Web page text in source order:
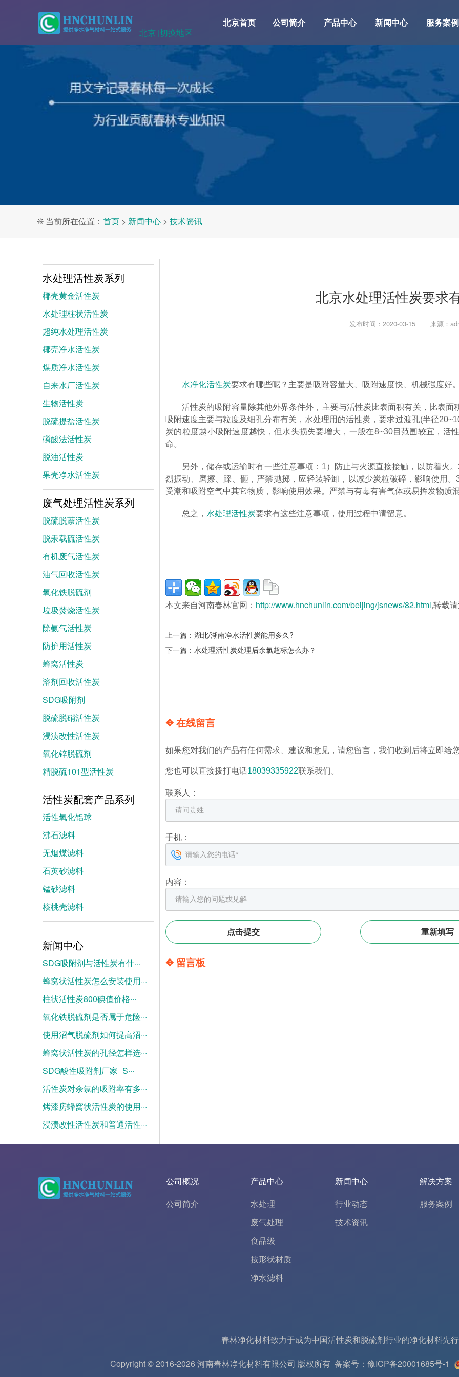
北京 |切换地区
北京首页 公司简介 产品中心 新闻中心 服务案例
❊ 当前所在位置： 首页 > 新闻中心 > 技术资讯
北京水处理活性炭要求
发布时间：2020-03-15 来源：
水净化活性炭要求有哪些呢？主要是吸附容量大、吸附速度快、机械强度好
活性炭的吸附容量除其他外界条件外，主要与活性炭比表面积有关，比表
吸附速度主要与粒度及细孔分布有关，水处理用的活性炭，要求过渡孔(半径
炭的粒度越小吸附速度越快，但水头损失要增大，一般在8~30目范围较宜，活
命。
另外，储存或运输时有一些注意事项：1）防止与火源直接接触，以防着火
烈振动、磨擦、踩、砸，严禁抛掷，应轻装轻卸，以减少炭粒破碎，影响使用
受潮和吸附空气中其它物质，影响使用效果。严禁与有毒有害气体或易挥发物质
总之， 水处理活性炭要求有这些注意事项，使用过程中请留意。
本文来自河南春林官网： http://www.hnchunlin.com/beijing/jsnews/82.html,转载
上一篇： 湖北/湖南净水活性炭能用多久?
下一篇： 水处理活性炭处理后余氯超标怎么办？
✥ 在线留言
如果您对我们的产品有任何需求、建议和意见，请您留言，我们收到后将立即给
您也可以直接拨打电话18039335922联系我们。
联系人：
手机：
内容：
✥ 留言板
水处理活性炭系列
椰壳黄金活性炭
水处理柱状活性炭
超纯水处理活性炭
椰壳净水活性炭
煤质净水活性炭
自来水厂活性炭
生物活性炭
脱硫提盐活性炭
磷酸法活性炭
脱油活性炭
果壳净水活性炭
废气处理活性炭系列
脱硫脱萘活性炭
脱汞载硫活性炭
有机废气活性炭
油气回收活性炭
氧化铁脱硫剂
垃圾焚烧活性炭
除氨气活性炭
防护用活性炭
蜂窝活性炭
溶剂回收活性炭
SDG吸附剂
脱硫脱硝活性炭
浸渍改性活性炭
氧化锌脱硫剂
精脱硫101型活性炭
活性炭配套产品系列
活性氧化铝球
沸石滤料
无烟煤滤料
石英砂滤料
锰砂滤料
核桃壳滤料
新闻中心
SDG吸附剂与活性炭有什···
2026-08-04
蜂窝状活性炭怎么安装使用···
2026-07-28
柱状活性炭800碘值价格···
2026-07-21
氧化铁脱硫剂是否属于危险···
2025-06-19
使用沼气脱硫剂如何提高沼···
2025-06-12
蜂窝状活性炭的孔径怎样选···
2025-06-05
SDG酸性吸附剂厂家_S···
2025-05-28
活性炭对余氯的吸附率有多···
2025-05-21
烤漆房蜂窝状活性炭的使用···
2025-05-14
浸渍改性活性炭和普通活性···
2025-05-07
公司概况
公司简介
产品中心
水处理
废气处理
食品级
按形状材质
净水滤料
新闻中心
行业动态
技术资讯
解决方案
服务案例
春林净化材料致力于成为中国活性炭和脱硫剂行业的净化材料先
Copyright © 2016-2026 河南春林净化材料有限公司 版权所有 备案号：豫ICP备20001685号-1